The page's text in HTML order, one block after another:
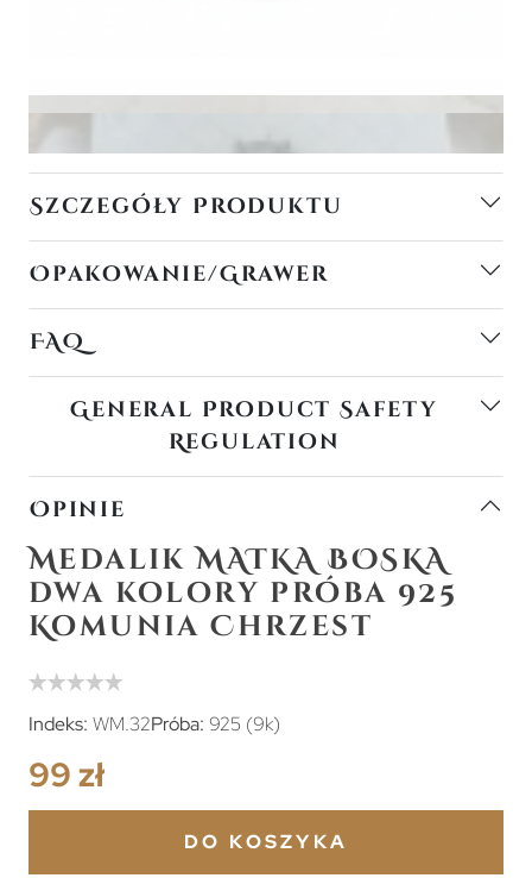
Szczegóły Produktu
Opakowanie/Grawer
FAQ
General Product Safety
Regulation
Opinie
Medalik MATKA BOSKA
dwa kolory próba 925
Komunia Chrzest
Indeks: WM.32Próba: 925 (9k)
99 zł
DO KOSZYKA